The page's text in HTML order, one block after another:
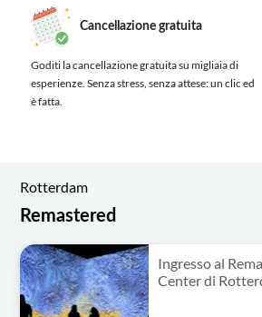
Cancellazione gratuita
Goditi la cancellazione gratuita su migliaia di
esperienze. Senza stress, senza attese: un clic ed
è fatta.
Rotterdam
Remastered
Ingresso al
Center di